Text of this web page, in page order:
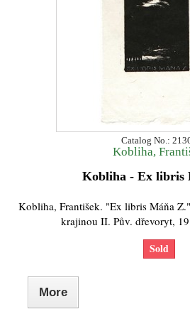
Catalog No.:
Kobliha,
Kobliha - Ex libris
Kobliha, František. "Ex libris Máňa
krajinou II. Pův. dřevoryt,
Sold
More